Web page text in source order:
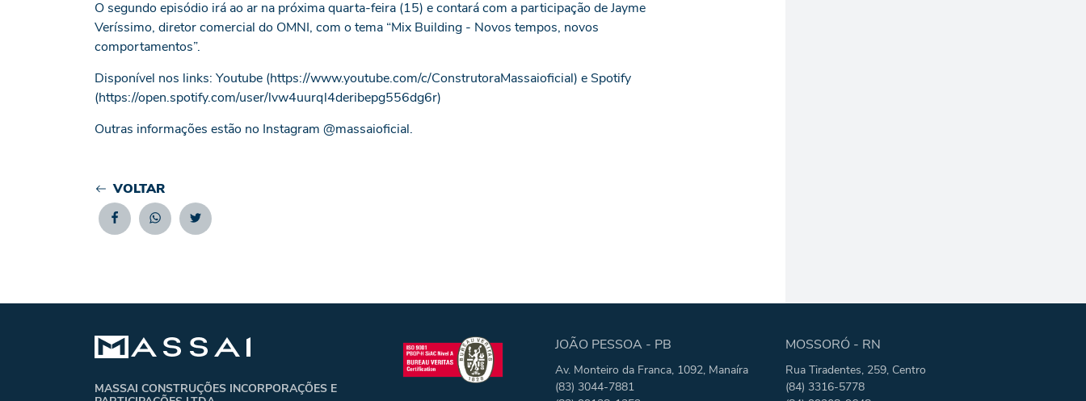
O segundo episódio irá ao ar na próxima quarta-feira (15) e contará com a participação de Jayme
Veríssimo, diretor comercial do OMNI, com o tema “Mix Building - Novos tempos, novos
comportamentos”.
Disponível nos links: Youtube (https://www.youtube.com/c/ConstrutoraMassaioficial) e Spotify
(https://open.spotify.com/user/lvw4uurql4deribepg556dg6r)
Outras informações estão no Instagram @massaioficial.
VOLTAR
FacebookWhatsappTwitter
MASSAI CONSTRUÇÕES INCORPORAÇÕES E
JOÃO PESSOA - PB
Av. Monteiro da Franca, 1092, Manaíra
(83) 3044-7881
MOSSORÓ - RN
Rua Tiradentes, 259, Centro
(84) 3316-5778